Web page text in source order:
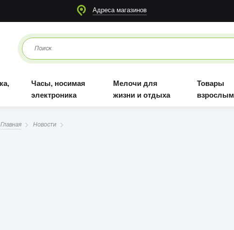
Адреса магазинов
Часы, носимая
электроника
Мелочи для
жизни и отдыха
Товары
взрослым
Главная Новости